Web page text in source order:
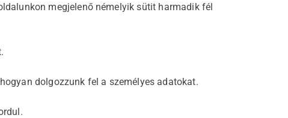
megjelenő némelyik sütit harmadik fél
dolgozzunk fel a személyes adatokat.